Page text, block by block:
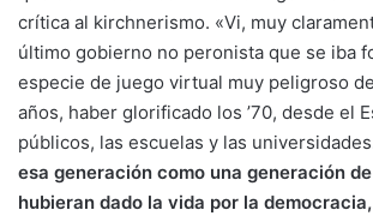
crítica al kirchnerismo. «Vi, muy
último gobierno no peronista que se iba
especie de juego virtual muy peligroso
años, haber glorificado los ’70, desde el
públicos, las escuelas y las
esa generación como una generación
hubieran dado la vida por la